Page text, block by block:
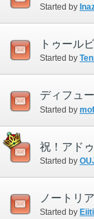
Started by
トゥール
Started by
ディフュ
Started by
Started by
ノートリ
Started by Eiiti